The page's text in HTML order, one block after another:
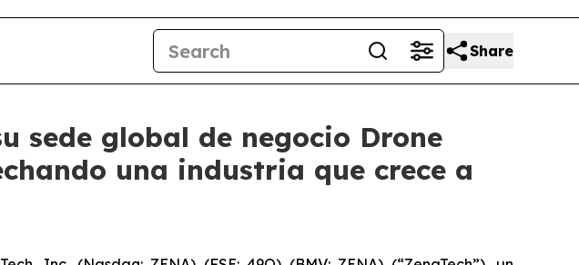
Share
sede global de negocio Drone
una industria que crece a